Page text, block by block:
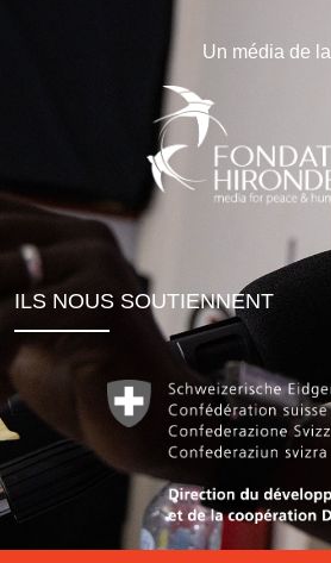
Un média de la
ILS NOUS SOUTIENNENT